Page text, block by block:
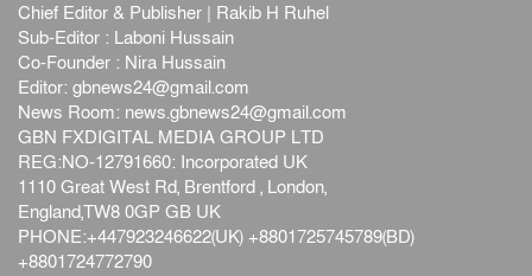
Chief Editor & Publisher | Rakib H Ruhel
Sub-Editor : Laboni Hussain
Co-Founder : Nira Hussain
Editor: gbnews24@gmail.com
News Room: news.gbnews24@gmail.com
GBN FXDIGITAL MEDIA GROUP LTD
REG:NO-12791660: Incorporated UK
1110 Great West Rd, Brentford , London,
England,TW8 0GP GB UK
PHONE:+447923246622(UK) +8801725745789(BD)
+8801724772790